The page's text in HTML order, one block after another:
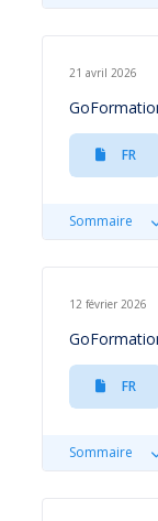
21 avril 2026
FR
Sommaire
12 février 2026
FR
Sommaire